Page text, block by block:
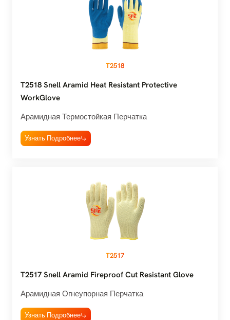
T2518
T2518 Snell Aramid Heat Resistant Protective
WorkGlove
Арамидная Термостойкая Перчатка
Узнать Подробнее
T2517
T2517 Snell Aramid Fireproof Cut Resistant Glove
Арамидная Огнеупорная Перчатка
Узнать Подробнее